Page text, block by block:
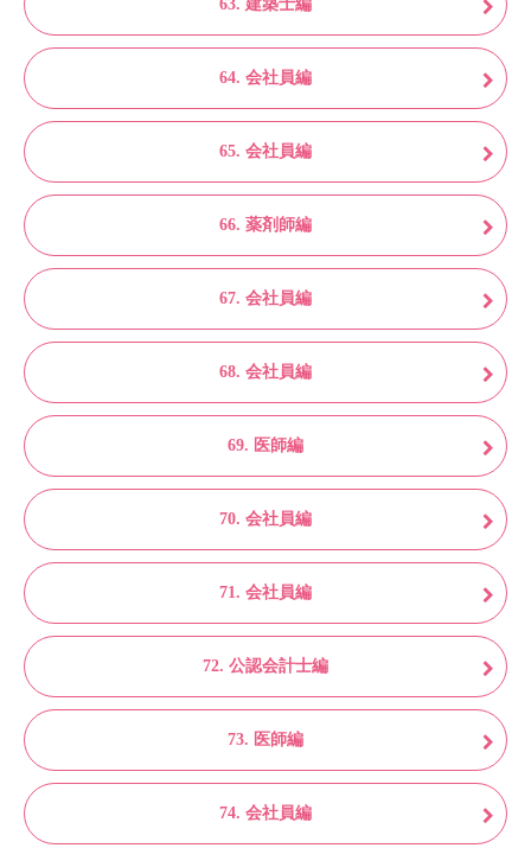
63. 建築士編
64. 会社員編
65. 会社員編
66. 薬剤師編
67. 会社員編
68. 会社員編
69. 医師編
70. 会社員編
71. 会社員編
72. 公認会計士編
73. 医師編
74. 会社員編